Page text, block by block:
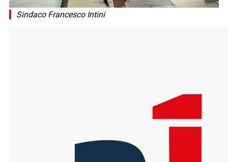
Sindaco Francesco Intini